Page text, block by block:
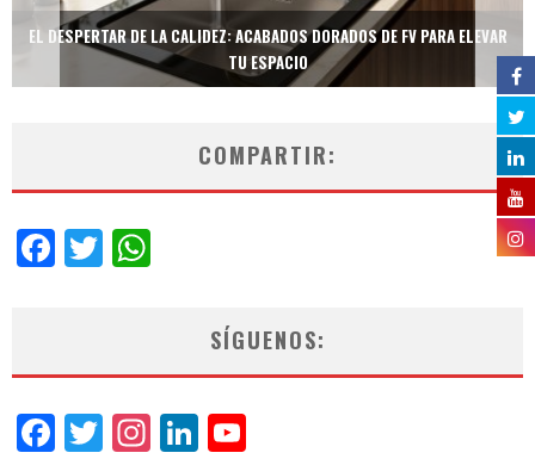
EL DESPERTAR DE LA CALIDEZ: ACABADOS DORADOS DE FV PARA ELEVAR
TU ESPACIO
COMPARTIR:
Facebook
Twitter
SÍGUENOS:
Facebook
Twitter
Instagram
LinkedIn